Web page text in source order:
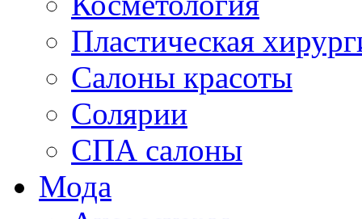
Пластическая
Салоны красоты
Солярии
СПА салоны
Мода